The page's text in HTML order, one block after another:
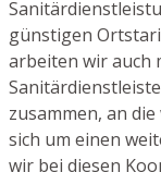
günstigen
arbeiten wir auch
zusammen, an
sich um einen
wir bei diesen